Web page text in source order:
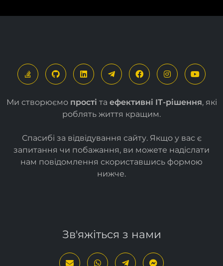
Ми створюємо прості та ефективні ІТ-рішення, які
роблять життя кращим.
Спасибі за відвідування сайту. Якщо у вас є
запитання чи побажання, ви можете надіслати
нам повідомлення скориставшись формою
нижче.
Зв'яжіться з нами